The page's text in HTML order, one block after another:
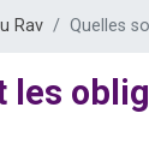
Rav Quelles
les